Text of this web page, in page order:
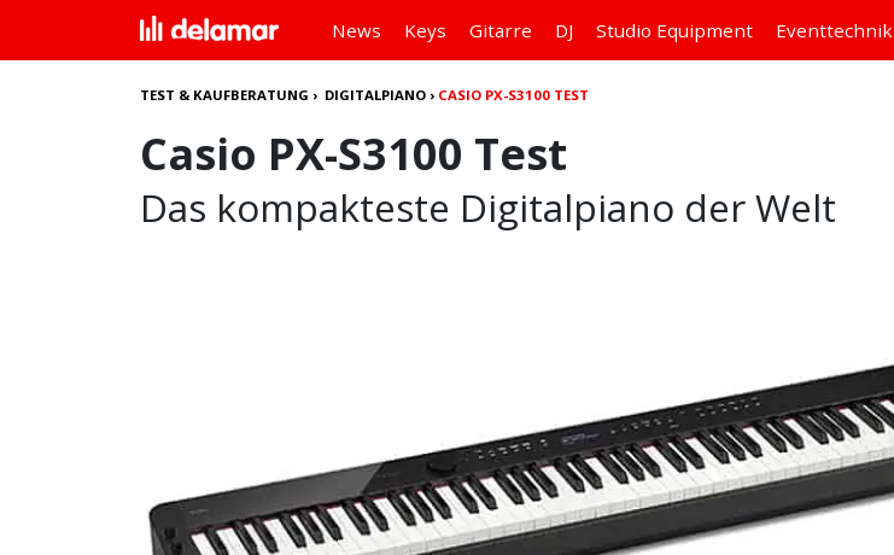
News Keys Gitarre DJ Studio Equipment Eventtechnik
TEST & KAUFBERATUNG › DIGITALPIANO › CASIO PX-S3100 TEST
Casio PX-S3100 Test
Das kompakteste Digitalpiano der Welt